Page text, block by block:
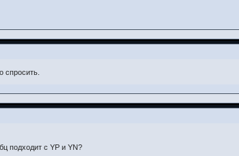
спросить.
подходит с YP и YN?